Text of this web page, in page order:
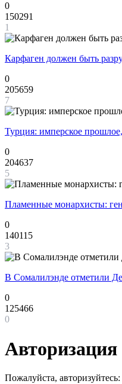
0
150291
1
Карфаген должен быть
0
205659
7
Турция: имперское
0
204637
5
Пламенные монархисты:
0
140115
3
В Сомалилэнде отметили
0
125466
0
Авторизация
Пожалуйста, авторизуйтесь: